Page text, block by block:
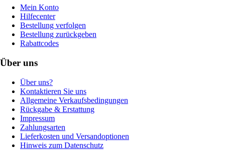
Mein Konto
Hilfecenter
Bestellung verfolgen
Bestellung zurückgeben
Rabattcodes
Über uns
Über uns?
Kontaktieren Sie uns
Allgemeine Verkaufsbedingungen
Rückgabe & Erstattung
Impressum
Zahlungsarten
Lieferkosten und Versandoptionen
Hinweis zum Datenschutz